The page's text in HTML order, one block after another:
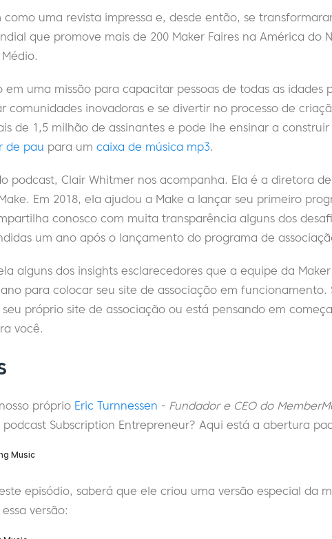
como uma revista impressa e, desde então, se
que promove mais de 200 Maker Faires na América do
em uma missão para capacitar pessoas de todas as idades
comunidades inovadoras e se divertir no processo de
de 1,5 milhão de assinantes e pode lhe ensinar a
de pau para um caixa de música mp3.
podcast, Clair Whitmer nos acompanha. Ela é a diretora
Em 2018, ela ajudou a Make a lançar seu primeiro
conosco com muita transparência alguns dos
um ano após o lançamento do programa de
alguns dos insights esclarecedores que a equipe da
para colocar seu site de associação em funcionamento.
próprio site de associação ou está pensando em
você.
próprio Eric Turnnessen - Fundador e CEO do
Subscription Entrepreneur? Aqui está a abertura
episódio, saberá que ele criou uma versão especial da
versão: